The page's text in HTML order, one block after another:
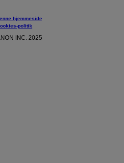
hjemmeside
politik
INC. 2025